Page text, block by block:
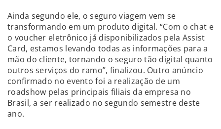
Ainda segundo ele, o seguro viagem vem se
transformando em um produto digital. “Com o chat e
o voucher eletrônico já disponibilizados pela Assist
Card, estamos levando todas as informações para a
mão do cliente, tornando o seguro tão digital quanto
outros serviços do ramo”, finalizou. Outro anúncio
confirmado no evento foi a realização de um
roadshow pelas principais filiais da empresa no
Brasil, a ser realizado no segundo semestre deste
ano.